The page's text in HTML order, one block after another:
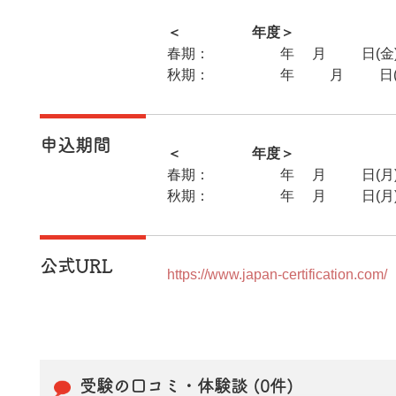
＜2025年度＞
春期：2025年6月13日(金
秋期：2025年11月21日(
申込期間
＜2025年度＞
春期：2025年3月31日(
秋期：2025年9月22日(
公式URL https://www.japan-certification.com/
受験の口コミ・体験談 (0件)